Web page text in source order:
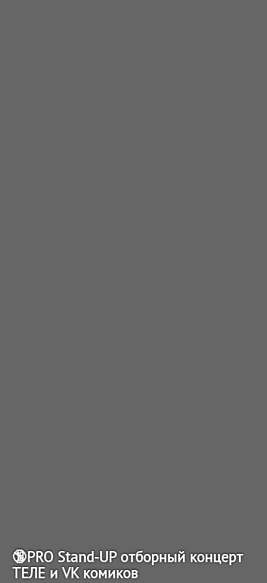
🔞PRO Stand-UP отборный концерт
ТЕЛЕ и VK комиков